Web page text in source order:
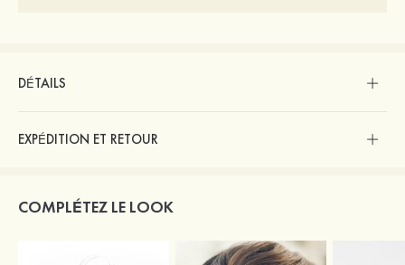
DÉTAILS
EXPÉDITION ET RETOUR
COMPLÉTEZ LE LOOK